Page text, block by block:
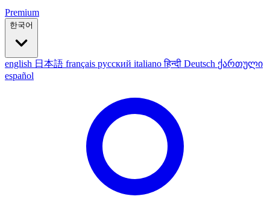
Premium
한국어
english 日本語 français русский italianoहिन्दी Deutsch ქართული
español